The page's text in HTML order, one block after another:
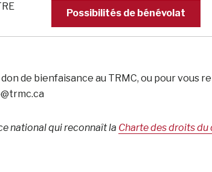
Possibilités de bénévolat
de bienfaisance au TRMC, ou pour
national qui reconnaît la Charte des droits du